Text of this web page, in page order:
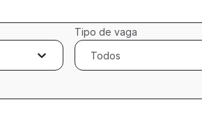
Tipo de vaga
Todos